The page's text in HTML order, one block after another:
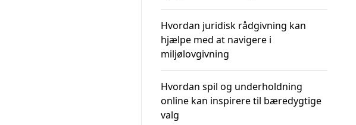
Hvordan juridisk rådgivning kan
hjælpe med at navigere i
miljølovgivning
Hvordan spil og underholdning
online kan inspirere til bæredygtige
valg